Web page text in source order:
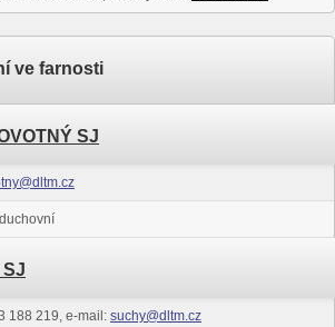
ve farnosti
SJ
SJ
188 219, e-mail: suchy@dltm.cz